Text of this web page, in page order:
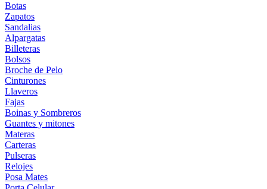
Botas
Zapatos
Sandalias
Alpargatas
Billeteras
Bolsos
Broche de Pelo
Cinturones
Llaveros
Fajas
Boinas y Sombreros
Guantes y mitones
Materas
Carteras
Pulseras
Relojes
Posa Mates